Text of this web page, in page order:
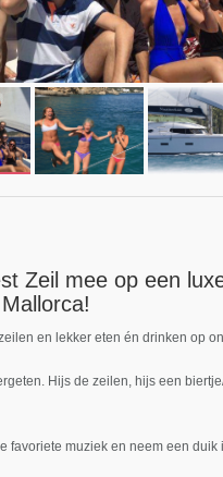
Zeil mee op een
en lekker eten én drinken op
Hijs de zeilen, hijs een
favoriete muziek en neem een duik